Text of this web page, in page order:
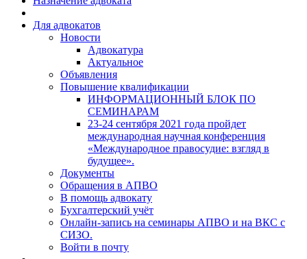
Для адвокатов
Новости
Адвокатура
Актуальное
Объявления
Повышение квалификации
ИНФОРМАЦИОННЫЙ БЛОК ПО
СЕМИНАРАМ
23-24 сентября 2021 года пройдет
международная научная конференция
«Международное правосудие: взгляд в
будущее».
Документы
Обращения в АПВО
В помощь адвокату
Бухгалтерский учёт
Онлайн-запись на семинары АПВО и на ВКС с
СИЗО.
Войти в почту